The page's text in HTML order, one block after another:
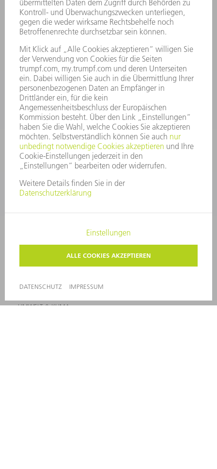
ANREGUNGEN, LOB UND KRITIK
STANDORTE
VERANSTALTUNGEN UND TERMINE
NEWSLETTER-ANMELDUNG
MYTRUMPF
SICHERHEITSDATENBLÄTTER
HÄNDLERSUCHE ELEKTROWERKZEUGE
PRODUKTE
MASCHINEN & SYSTEME
LASER
LEISTUNGSELEKTRONIK
ELEKTROWERKZEUGE
SMART FACTORY
SOFTWARE
SERVICES
ANWENDUNGEN
BRANCHEN
UNTERNEHMEN
KARRIERE
STELLENANGEBOTE
UNTERNEHMENSGRUNDSÄTZE
PRESSEMITTEILUNGEN
LIEFERANTEN
UMWELT & KLIMA